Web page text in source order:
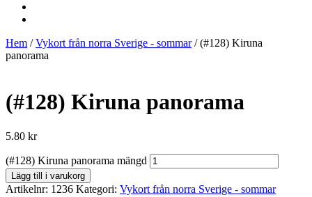
Hem /Vykort från norra Sverige - sommar/ (#128) Kiruna
panorama
(#128) Kiruna panorama
5.80 kr
(#128) Kiruna panorama mängd
Lägg till i varukorg
Artikelnr: 1236 Kategori: Vykort från norra Sverige - sommar